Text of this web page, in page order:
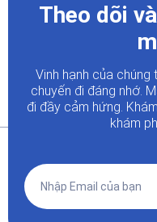
Theo dõi
Vinh hạnh của
chuyến đi đáng nhớ.
đi đầy cảm hứng.
khám